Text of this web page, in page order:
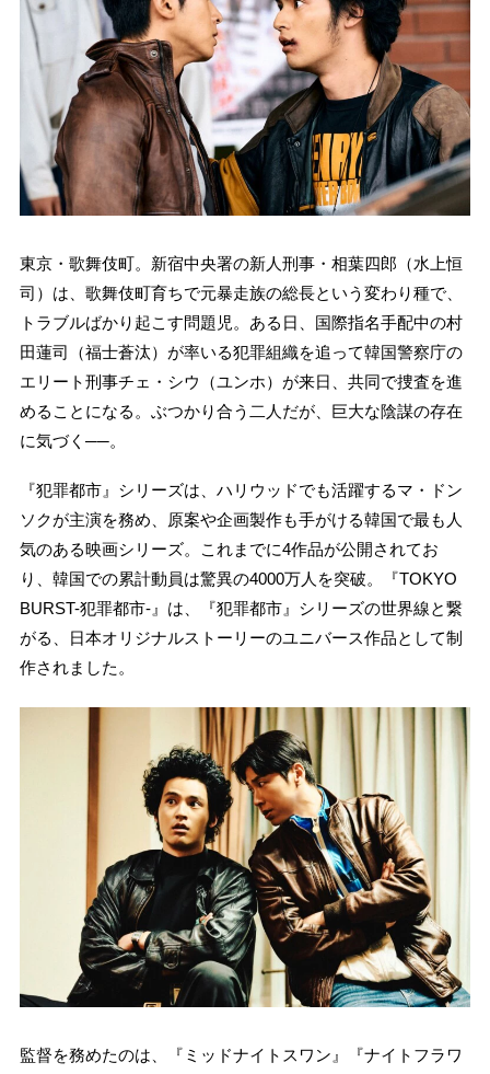
東京・歌舞伎町。新宿中央署の新人刑事・相葉四郎（水上恒
司）は、歌舞伎町育ちで元暴走族の総長という変わり種で、
トラブルばかり起こす問題児。ある日、国際指名手配中の村
田蓮司（福士蒼汰）が率いる犯罪組織を追って韓国警察庁の
エリート刑事チェ・シウ（ユンホ）が来日、共同で捜査を進
めることになる。ぶつかり合う二人だが、巨大な陰謀の存在
に気づく──。
『犯罪都市』シリーズは、ハリウッドでも活躍するマ・ドン
ソクが主演を務め、原案や企画製作も手がける韓国で最も人
気のある映画シリーズ。これまでに4作品が公開されてお
り、韓国での累計動員は驚異の4000万人を突破。『TOKYO
BURST-犯罪都市-』は、『犯罪都市』シリーズの世界線と繋
がる、日本オリジナルストーリーのユニバース作品として制
作されました。
監督を務めたのは、『ミッドナイトスワン』『ナイトフラワ